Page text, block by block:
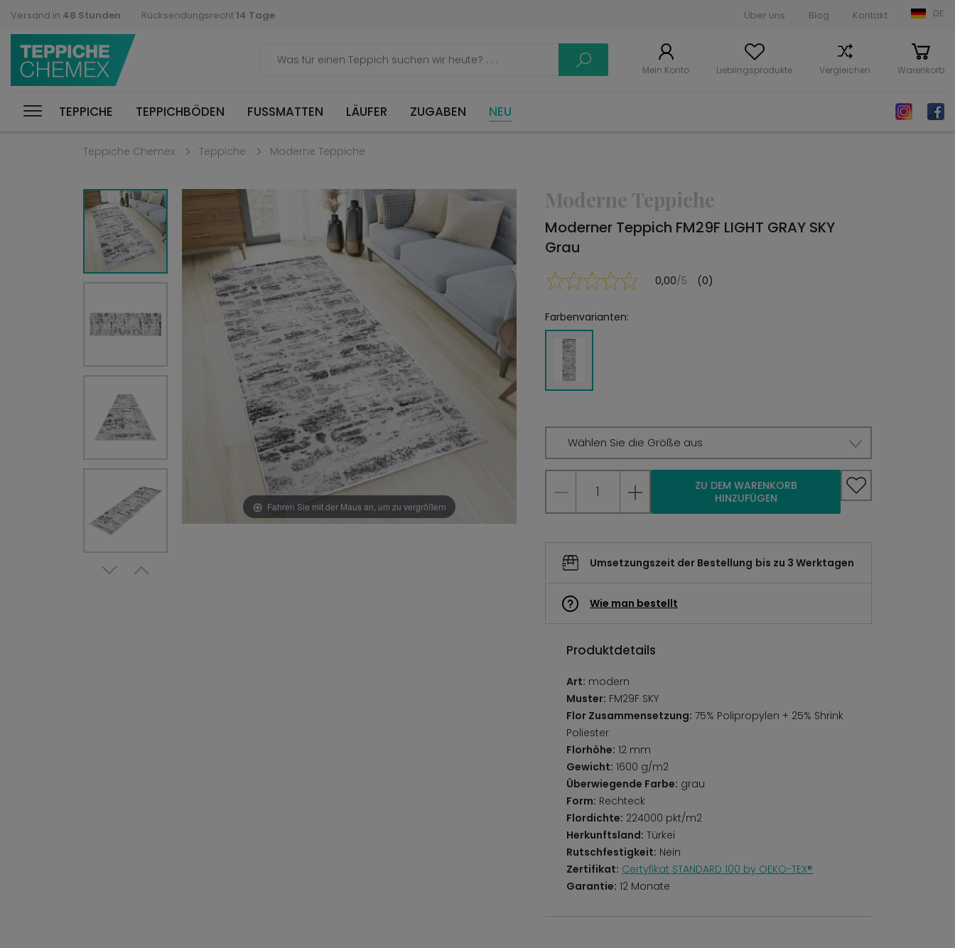
Versand in 48 Stunden Rücksendungsrecht 14 Tage Über uns Blog Kontakt DE
Mein Konto Lieblingsprodukte Vergleichen Warenkorb
TEPPICHE TEPPICHBÖDEN FUSSMATTEN LÄUFER ZUGABEN NEU
Teppiche Chemex Teppiche Moderne Teppiche
Fahren Sie mit der Maus an, um zu vergrößern
Moderne Teppiche
Moderner Teppich FM29F LIGHT GRAY SKY
Grau
0,00/5 (0)
Farbenvarianten:
Wählen Sie die Größe aus
ZU DEM WARENKORB
HINZUFÜGEN
Umsetzungszeit der Bestellung bis zu 3 Werktagen
Wie man bestellt
Produktdetails
Art: modern
Muster: FM29F SKY
Flor Zusammensetzung: 75% Polipropylen + 25% Shrink
Poliester
Florhöhe: 12 mm
Gewicht: 1600 g/m2
Überwiegende Farbe: grau
Form: Rechteck
Flordichte: 224000 pkt/m2
Herkunftsland: Türkei
Rutschfestigkeit: Nein
Zertifikat: Certyfikat STANDARD 100 by OEKO-TEX®
Garantie: 12 Monate